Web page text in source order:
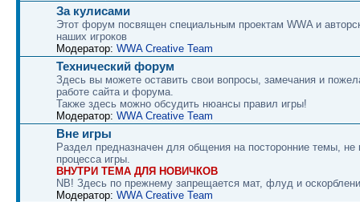
За кулисами
Этот форум посвящен специальным проектам WWA и
наших игроков
Модератор: WWA Creative Team
Технический форум
Здесь вы можете оставить свои вопросы, замечания и
работе сайта и форума.
Также здесь можно обсудить нюансы правил игры!
Модератор: WWA Creative Team
Вне игры
Раздел предназначен для общения на посторонние темы,
процесса игры.
ВНУТРИ ТЕМА ДЛЯ НОВИЧКОВ
NB! Здесь по прежнему запрещается мат, флуд и
Модератор: WWA Creative Team